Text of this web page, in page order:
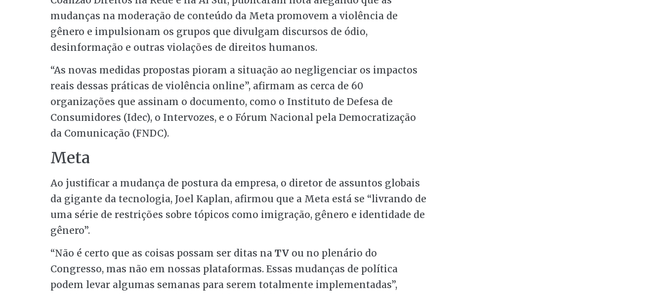
mudanças na moderação de conteúdo da Meta promovem a violência de
gênero e impulsionam os grupos que divulgam discursos de ódio,
desinformação e outras violações de direitos humanos.
“As novas medidas propostas pioram a situação ao negligenciar os impactos
reais dessas práticas de violência online”, afirmam as cerca de 60
organizações que assinam o documento, como o Instituto de Defesa de
Consumidores (Idec), o Intervozes, e o Fórum Nacional pela Democratização
da Comunicação (FNDC).
Meta
Ao justificar a mudança de postura da empresa, o diretor de assuntos globais
da gigante da tecnologia, Joel Kaplan, afirmou que a Meta está se “livrando de
uma série de restrições sobre tópicos como imigração, gênero e identidade de
gênero”.
“Não é certo que as coisas possam ser ditas na TV ou no plenário do
Congresso, mas não em nossas plataformas. Essas mudanças de política
podem levar algumas semanas para serem totalmente implementadas”,